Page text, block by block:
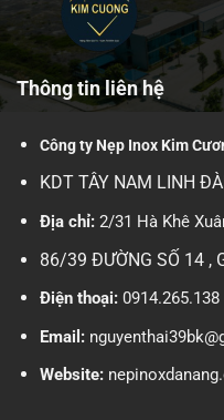
Thông tin liên hệ
Công ty Nẹp Inox Kim
KDT TÂY NAM LINH
Địa chỉ:2/31 Hà Khê
86/39 ĐƯỜNG SỐ 14 ,
Điện thoại:0914.265.138
Email:
Website: